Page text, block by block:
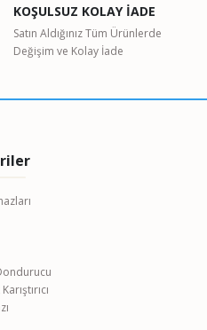
KOŞULSUZ KOLAY İADE
Satın Aldığınız Tüm Ürünlerde
Değişim ve Kolay İade